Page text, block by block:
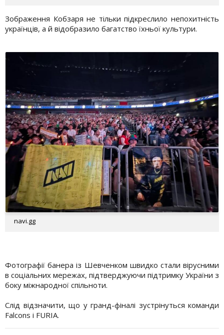
Зображення Кобзаря не тільки підкреслило непохитність
українців, а й відобразило багатство їхньої культури.
navi.gg
Фотографії банера із Шевченком швидко стали вірусними
в соціальних мережах, підтверджуючи підтримку України з
боку міжнародної спільноти.
Слід відзначити, що у гранд-фіналі зустрінуться команди
Falcons і FURIA.